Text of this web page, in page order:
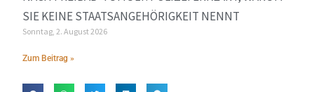
SIE KEINE STAATSANGEHÖRIGKEIT NENNT
Sonntag, 2. August 2026
Zum Beitrag »